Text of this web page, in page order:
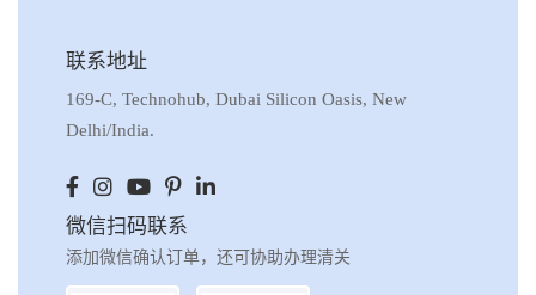
联系地址
169-C, Technohub, Dubai Silicon Oasis, New
Delhi/India.
微信扫码联系
添加微信确认订单，还可协助办理清关